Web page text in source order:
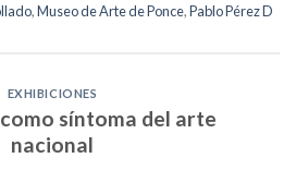
,Museo de Arte de Ponce,Pablo Pérez D
EXHIBICIONES
síntoma del arte
nacional